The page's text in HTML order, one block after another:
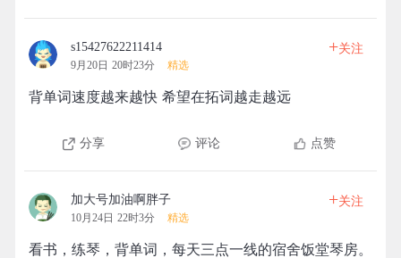
s15427622211414
9月20日 20时23分 精选
+关注
背单词速度越来越快 希望在拓词越走越远
分享 评论 点赞
加大号加油啊胖子
10月24日 22时3分 精选
+关注
看书，练琴，背单词，每天三点一线的宿舍饭堂琴房。